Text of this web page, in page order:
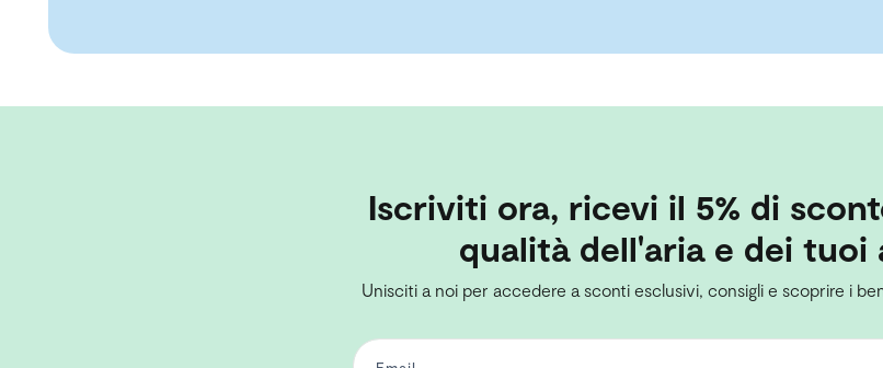
Iscriviti ora, ricevi il 5% di
qualità dell'aria e dei tuoi
Unisciti a noi per accedere a sconti esclusivi, consigli e scoprire i